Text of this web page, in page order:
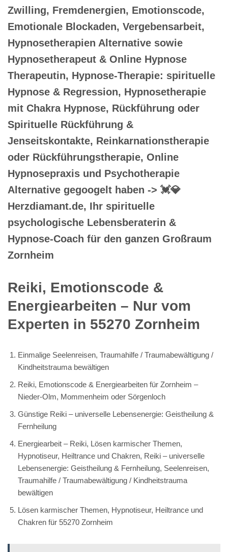
Zwilling, Fremdenergien, Emotionscode,
Emotionale Blockaden, Vergebensarbeit,
Hypnosetherapien Alternative sowie
Hypnosetherapeut & Online Hypnose
Therapeutin, Hypnose-Therapie: spirituelle
Hypnose & Regression, Hypnosetherapie
mit Chakra Hypnose, Rückführung oder
Spirituelle Rückführung &
Jenseitskontakte, Reinkarnationstherapie
oder Rückführungstherapie, Online
Hypnosepraxis und Psychotherapie
Alternative gegoogelt haben -> 💓️💎
Herzdiamant.de, Ihr spirituelle
psychologische Lebensberaterin &
Hypnose-Coach für den ganzen Großraum
Zornheim
Reiki, Emotionscode &
Energiearbeiten – Nur vom
Experten in 55270 Zornheim
Einmalige Seelenreisen, Traumahilfe / Traumabewältigung /
Kindheitstrauma bewältigen
Reiki, Emotionscode & Energiearbeiten für Zornheim –
Nieder-Olm, Mommenheim oder Sörgenloch
Günstige Reiki – universelle Lebensenergie: Geistheilung &
Fernheilung
Energiearbeit – Reiki, Lösen karmischer Themen,
Hypnotiseur, Heiltrance und Chakren, Reiki – universelle
Lebensenergie: Geistheilung & Fernheilung, Seelenreisen,
Traumahilfe / Traumabewältigung / Kindheitstrauma
bewältigen
Lösen karmischer Themen, Hypnotiseur, Heiltrance und
Chakren für 55270 Zornheim